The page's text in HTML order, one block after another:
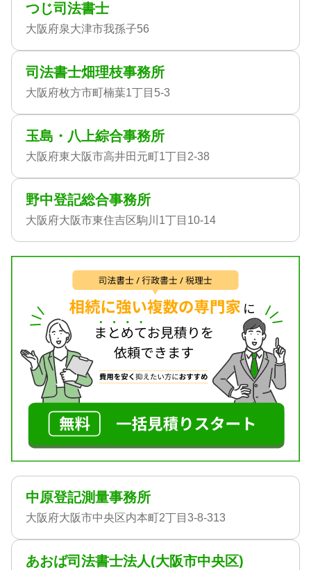
つじ司法書士
大阪府泉大津市我孫子56
司法書士畑理枝事務所
大阪府枚方市町楠葉1丁目5-3
玉島・八上綜合事務所
大阪府東大阪市高井田元町1丁目2-38
野中登記総合事務所
大阪府大阪市東住吉区駒川1丁目10-14
中原登記測量事務所
大阪府大阪市中央区内本町2丁目3-8-313
あおば司法書士法人(大阪市中央区)